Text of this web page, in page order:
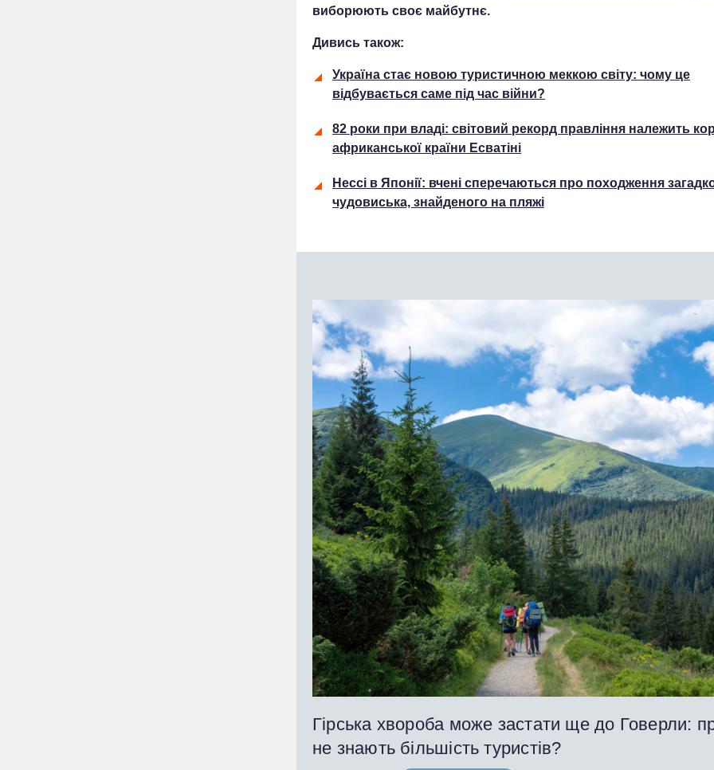
виборюють своє майбутнє.
Дивись також:
Україна стає новою туристичною меккою світу: чому це
відбувається саме під час війни?
82 роки при владі: світовий рекорд правління належить
африканської країни Есватіні
Нессі в Японії: вчені сперечаються про походження
чудовиська, знайденого на пляжі
Гірська хвороба може застати ще до Говерли:
не знають більшість туристів?